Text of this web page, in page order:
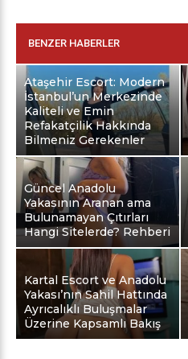
BENZER HABERLER
Ataşehir Escort: Modern
İstanbul’un Merkezinde
Kaliteli ve Emin
Refakatçilik Hakkında
Bilmeniz Gerekenler
Güncel Anadolu
Yakasının Aranan ama
Bulunamayan Çıtırları
Hangi Sitelerde? Rehberi
Kartal Escort ve Anadolu
Yakası’nın Sahil Hattında
Ayrıcalıklı Buluşmalar
Üzerine Kapsamlı Bakış